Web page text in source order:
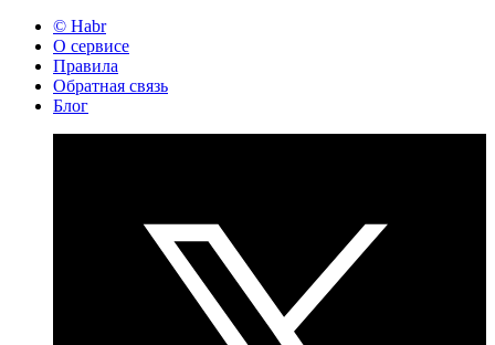
© Habr
О сервисе
Правила
Обратная связь
Блог